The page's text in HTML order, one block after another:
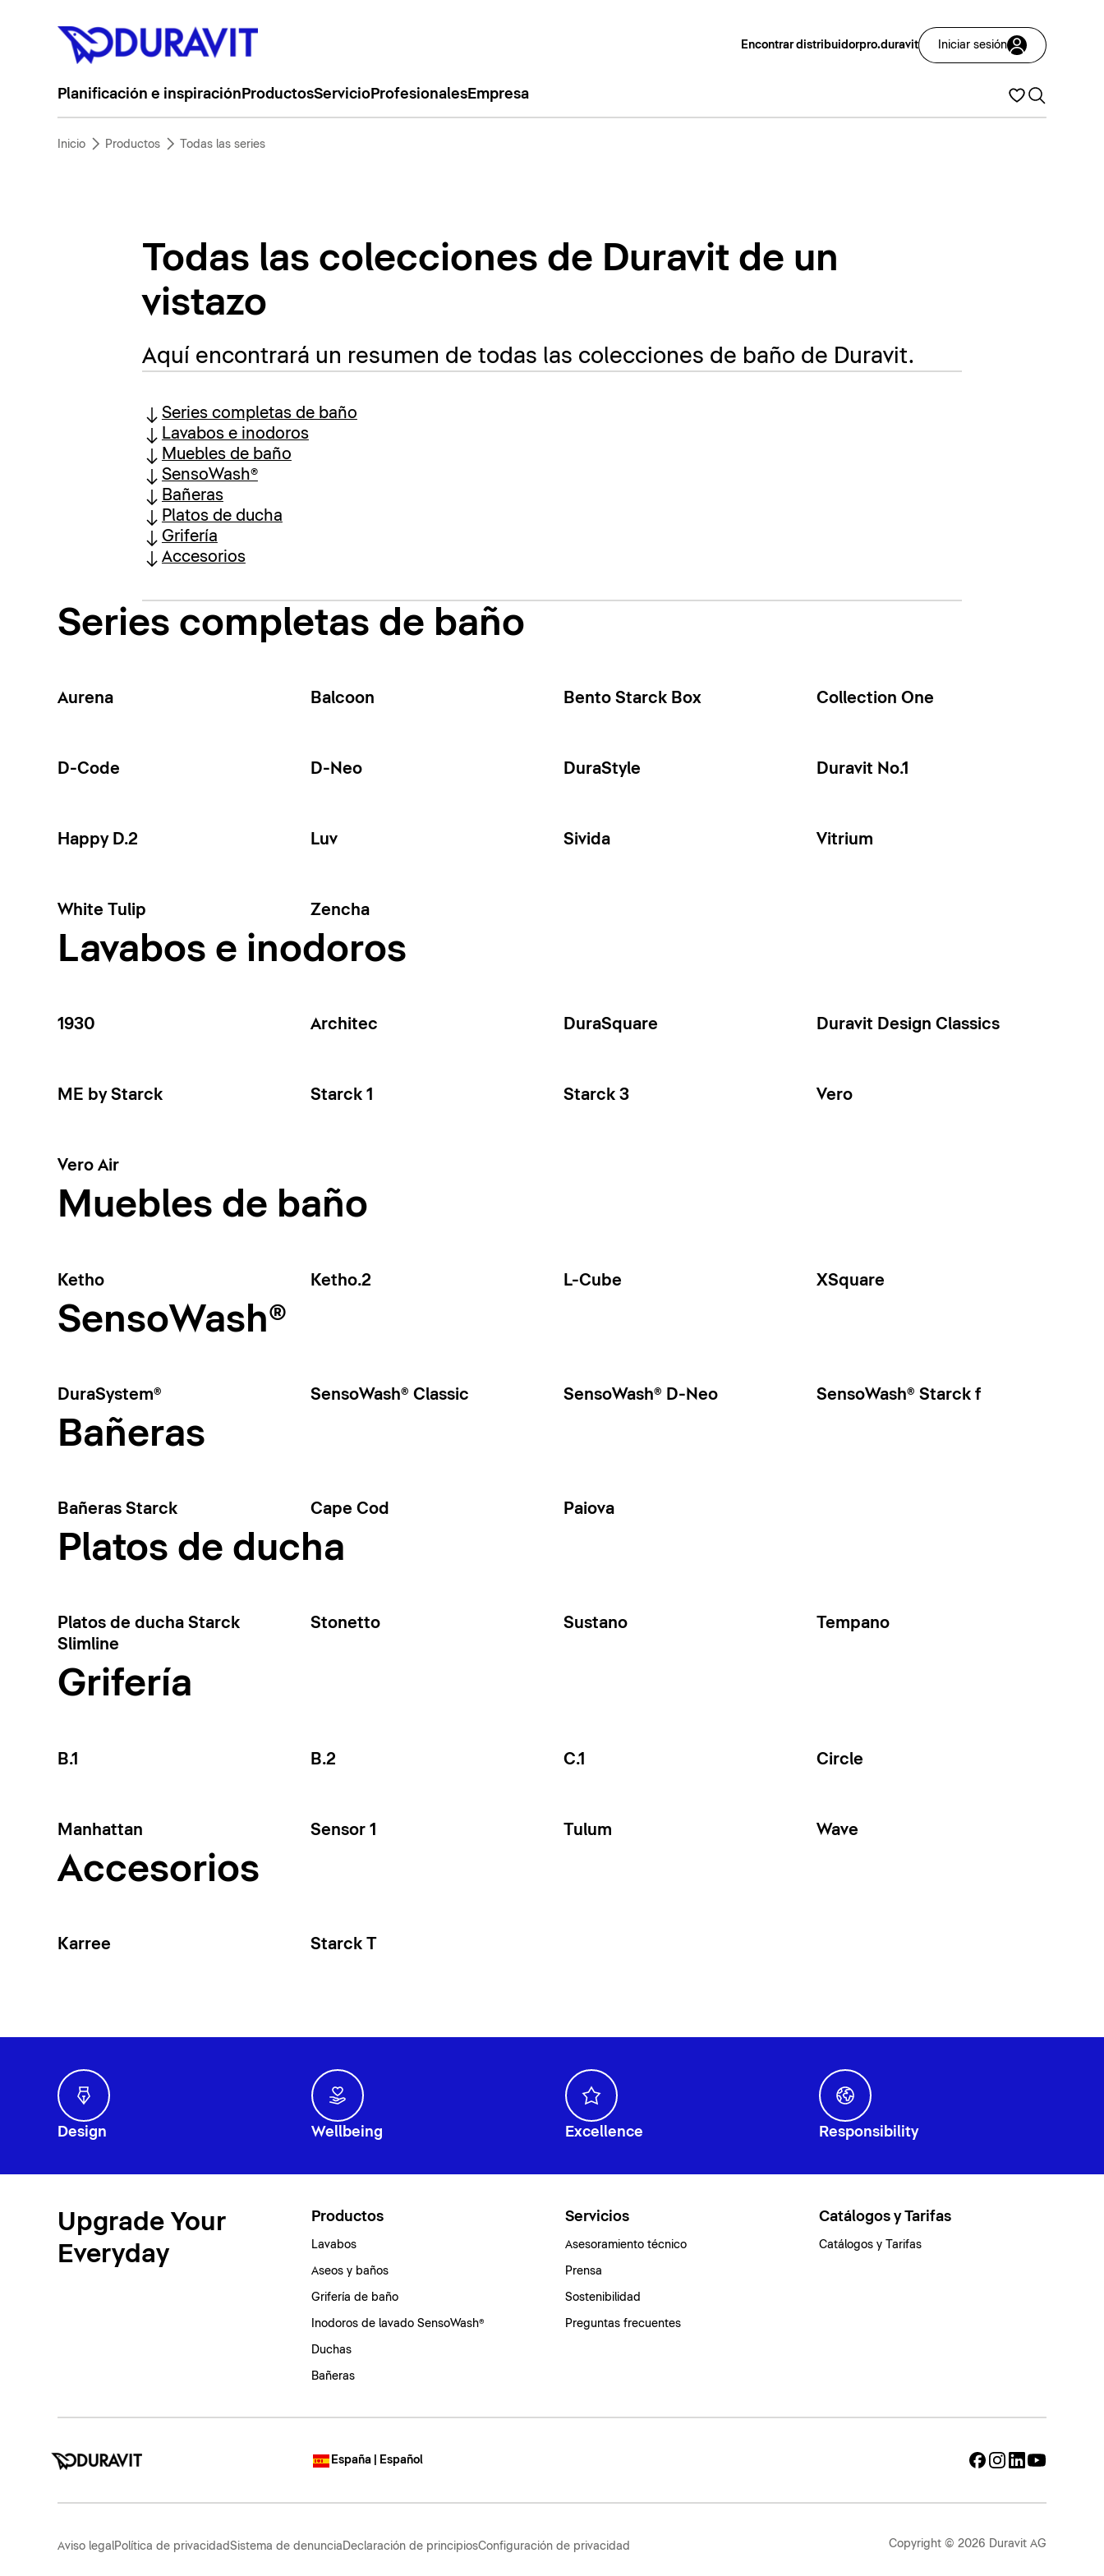
Encontrar distribuidorpro.duravit Iniciar sesión
Planificación e inspiración ProductosServicioProfesionalesEmpresa
Inicio Productos Todas las series
Todas las colecciones de Duravit de un
vistazo
Aquí encontrará un resumen de todas las colecciones de baño de Duravit.
Series completas de baño
Lavabos e inodoros
Muebles de baño
SensoWash®
Bañeras
Platos de ducha
Grifería
Accesorios
Series completas de baño
Aurena Balcoon Bento Starck Box Collection One
D-Code D-Neo DuraStyle Duravit No.1
Happy D.2 Luv Sivida Vitrium
White Tulip Zencha
Lavabos e inodoros
1930 Architec DuraSquare Duravit Design Classics
ME by Starck Starck 1 Starck 3 Vero
Vero Air
Muebles de baño
Ketho Ketho.2 L-Cube XSquare
SensoWash®
DuraSystem® SensoWash® Classic SensoWash® D-Neo SensoWash® Starck f
Bañeras
Bañeras Starck Cape Cod Paiova
Platos de ducha
Platos de ducha Starck
Slimline
Stonetto Sustano Tempano
Grifería
B.1 B.2 C.1 Circle
Manhattan Sensor 1 Tulum Wave
Accesorios
Karree Starck T
Design Wellbeing Excellence Responsibility
Upgrade Your
Everyday
Productos
Lavabos
Aseos y baños
Grifería de baño
Inodoros de lavado SensoWash®
Duchas
Bañeras
Servicios
Asesoramiento técnico
Prensa
Sostenibilidad
Preguntas frecuentes
Catálogos y Tarifas
Catálogos y Tarifas
España | Español
Aviso legalPolítica de privacidadSistema de denuncia Declaración de principiosConfiguración de privacidad Copyright © 2026 Duravit AG